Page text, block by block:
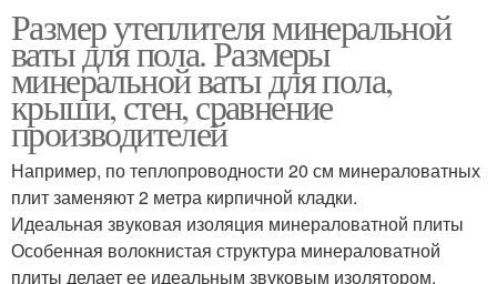
Размер утеплителя минеральной
ваты для пола. Размеры
минеральной ваты для пола,
крыши, стен, сравнение
производителей
Например, по теплопроводности 20 см минераловатных
плит заменяют 2 метра кирпичной кладки.
Идеальная звуковая изоляция минераловатной плиты
Особенная волокнистая структура минераловатной
плиты делает ее идеальным звуковым изолятором.